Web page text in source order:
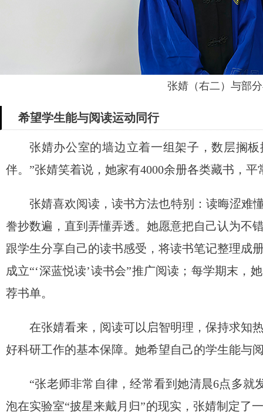
张婧（右二）与部
希望学生能与阅读运动同行
张婧办公室的墙边立着一组架子，数层搁
伴。”张婧笑着说，她家有4000余册各类藏书，
张婧喜欢阅读，读书方法也特别：读晦涩难
誊抄数遍，直到弄懂弄透。她愿意把自己认为不
跟学生分享自己的读书感受，将读书笔记整理成
成立“‘深蓝悦读’读书会”推广阅读；每学期末
荐书单。
在张婧看来，阅读可以启智明理，保持求知
好科研工作的基本保障。她希望自己的学生能与
“张老师非常自律，经常看到她清晨6点多
泡在实验室“披星来戴月归”的现实，张婧制定了